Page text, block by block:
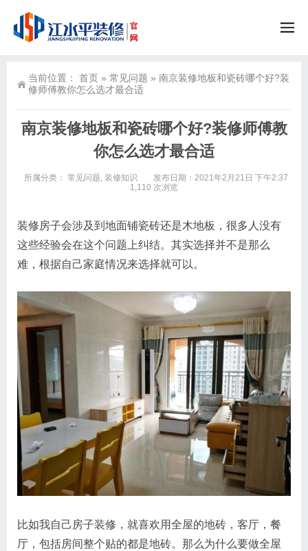
当前位置： 首页 » 常见问题 » 南京装修地板和瓷砖哪个好?装
修师傅教你怎么选才最合适
南京装修地板和瓷砖哪个好?装修师傅教
你怎么选才最合适
所属分类： 常见问题, 装修知识
发布日期：2021年2月21日 下午2:37
1,110 次浏览
装修房子会涉及到地面铺瓷砖还是木地板，很多人没有
这些经验会在这个问题上纠结。其实选择并不是那么
难，根据自己家庭情况来选择就可以。
比如我自己房子装修，就喜欢用全屋的地砖，客厅，餐
厅，包括房间整个贴的都是地砖。那么为什么要做全屋